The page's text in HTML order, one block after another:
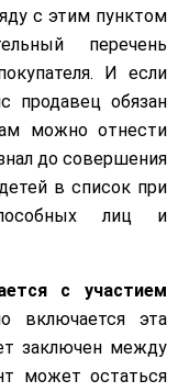
с этим пунктом
перечень
И если
продавец обязан
можно отнести
до совершения
в список при
лиц и
с участием
включается эта
заключен между
может остаться